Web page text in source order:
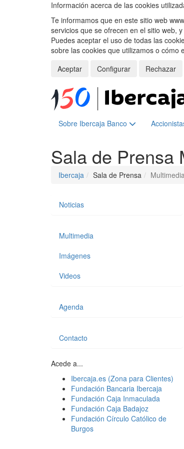
Información acerca de las cookies
Te informamos que en este sitio web
servicios que se ofrecen en el sitio web,
Puedes aceptar el uso de todas las
sobre las cookies que utilizamos o cómo
Aceptar
Configurar
Rechazar
Sobre Ibercaja Banco
Sala de Prensa
Ibercaja Sala de Prensa
Noticias
Multimedia
Imágenes
Videos
Agenda
Contacto
Acede a...
Ibercaja.es (Zona para Clientes)
Fundación Bancaria Ibercaja
Fundación Caja Inmaculada
Fundación Caja Badajoz
Fundación Círculo Católico de
Burgos